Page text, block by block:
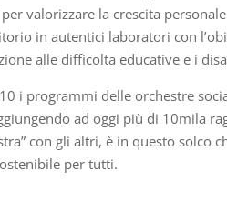
valorizzare la crescita
in autentici laboratori con
alle difficolta educative e i
i programmi delle orchestre
ad oggi più di 10mila
con gli altri, è in questo solco
per tutti.